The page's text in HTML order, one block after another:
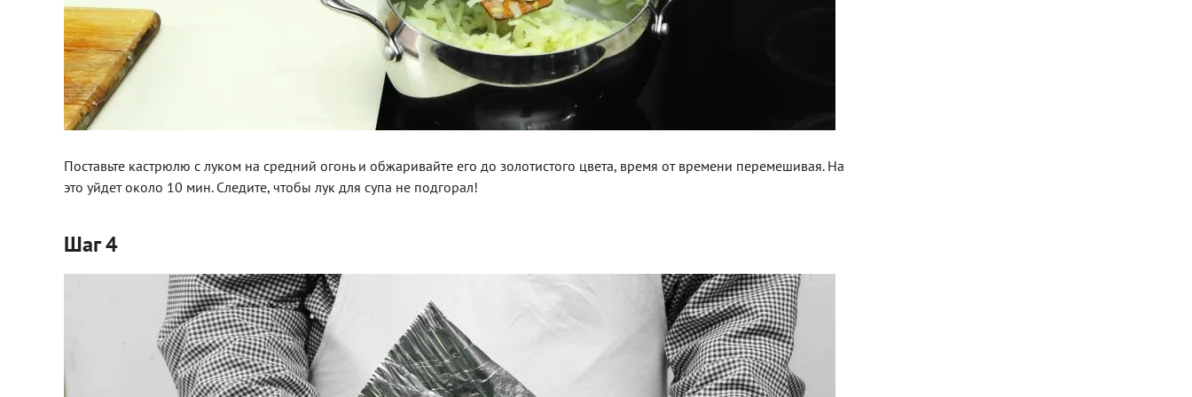
Поставьте кастрюлю с луком на средний огонь и обжаривайте его до золотистого цвета, время от времени перемешивая. На
это уйдет около 10 мин. Следите, чтобы лук для супа не подгорал!
Шаг 4